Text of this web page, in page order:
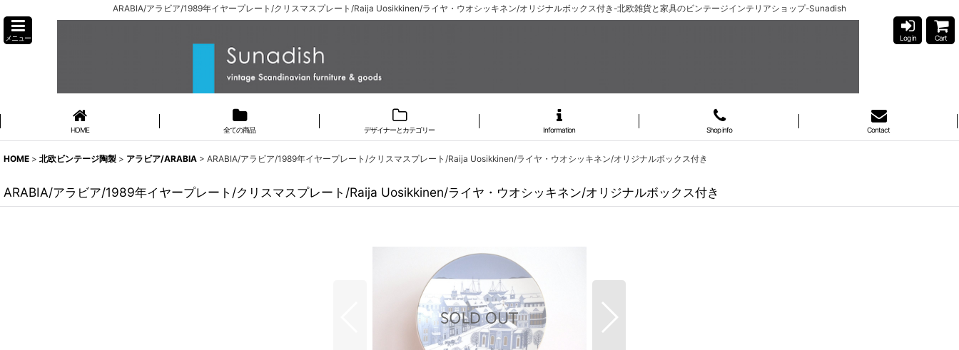
ARABIA/アラビア/1989年イヤープレート/クリスマスプレート/Raija Uosikkinen/ライヤ・ウオシッキネン/オリジナルボックス付き-北欧雑貨と家具のビンテージインテリアショップ-Sunadish
メニュー Log in Cart
HOME 全ての商品 デザイナーとカテゴリー Information Shop info Contact
HOME > 北欧ビンテージ陶製 > アラビア/ARABIA > ARABIA/アラビア/1989年イヤープレート/クリスマスプレート/Raija Uosikkinen/ライヤ・ウオシッキネン/オリジナルボックス付き
ARABIA/アラビア/1989年イヤープレート/クリスマスプレート/Raija Uosikkinen/ライヤ・ウオシッキネン/オリジナルボックス付き